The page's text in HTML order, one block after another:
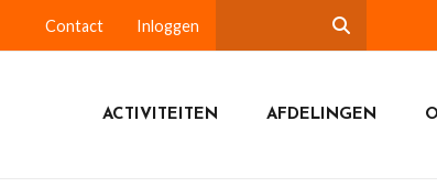
Contact Inloggen
ACTIVITEITEN AFDELINGEN